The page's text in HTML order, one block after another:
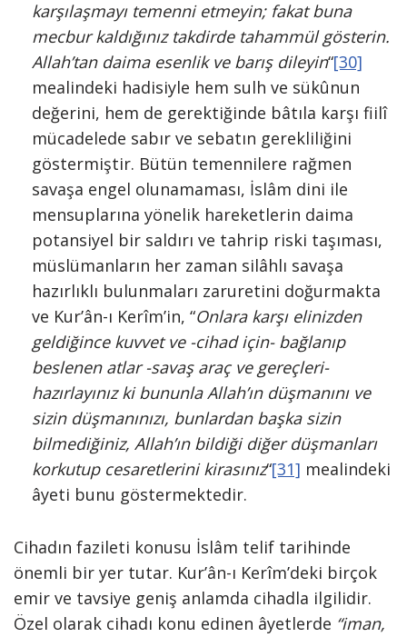
karşılaşma­yı temenni etmeyin; fakat buna
mecbur kaldığınız takdirde tahammül gösterin.
Allah’tan daima esenlik ve barış dileyin“[30]
mealindeki hadisiyle hem sulh ve sükû­nun
değerini, hem de gerektiğinde bâ­tıla karşı fiilî
mücadelede sabır ve seba­tın gerekliliğini
göstermiştir. Bütün te­mennilere rağmen
savaşa engel oluna­maması, İs­lâm dini ile
mensuplarına yönelik hare­ketlerin daima
potansiyel bir saldırı ve tahrip riski taşıması,
müslümanların her zaman silâhlı savaşa
hazırlıklı bulunma­ları zaruretini doğurmakta
ve Kur’ân-ı Kerîm’in, “Onlara kar­şı elinizden
geldiğince kuvvet ve -cihad için- bağlanıp
beslenen atlar -savaş araç ve gereçleri-
hazırlayınız ki bununla Al­lah’ın düşmanını ve
sizin düşmanınızı, bunlardan başka sizin
bilmediğiniz, Al­lah’ın bildiği diğer düşmanları
korkutup cesaretlerini kirasınız“[31] mealindeki
âyeti bunu göstermektedir.
Cihadın fazileti konusu İslâm telif ta­rihinde
önemli bir yer tutar. Kur’ân-ı Kerîm’deki birçok
emir ve tavsiye geniş anlamda cihadla ilgilidir.
Özel olarak ci­hadı konu edinen âyetlerde “iman,